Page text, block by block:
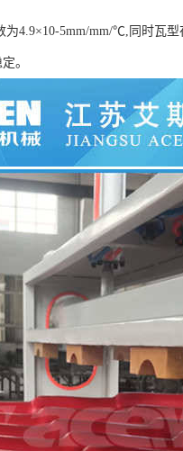
4.9×10-5mm/mm/℃,同时瓦
。